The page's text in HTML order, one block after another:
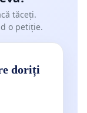
tăceți.
o petiție.
doriți